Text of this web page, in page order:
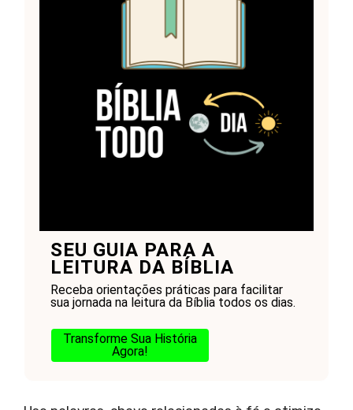
SEU GUIA PARA A
LEITURA DA BÍBLIA
Receba orientações práticas para facilitar
sua jornada na leitura da Bíblia todos os dias.
Transforme Sua História
Agora!